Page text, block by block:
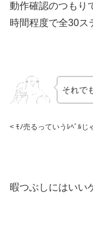
動作確認のつもり
時間程度で全30ス
それで
< ﾓﾉ売るっていうﾚﾍﾞﾙじ
暇つぶしにはいい